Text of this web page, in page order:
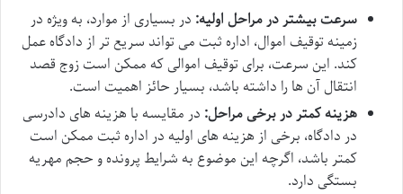
سرعت بیشتر در مراحل اولیه: در بسیاری از موارد، به ویژه در
زمینه توقیف اموال، اداره ثبت می تواند سریع تر از دادگاه عمل
کند. این سرعت، برای توقیف اموالی که ممکن است زوج قصد
انتقال آن ها را داشته باشد، بسیار حائز اهمیت است.
هزینه کمتر در برخی مراحل: در مقایسه با هزینه های دادرسی
در دادگاه، برخی از هزینه های اولیه در اداره ثبت ممکن است
کمتر باشد، اگرچه این موضوع به شرایط پرونده و حجم مهریه
بستگی دارد.